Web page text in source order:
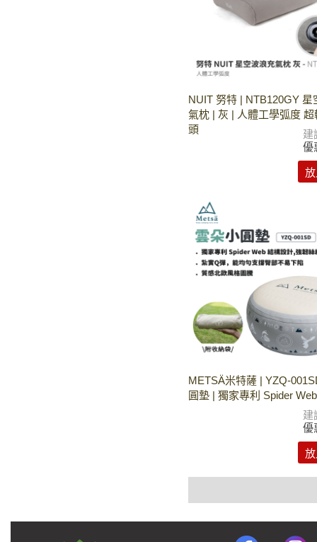
NUIT 努特 | NTB120GY 星
氣枕 | 灰 | 人體工學弧度
頭
建
優
METSÄ米特薩 | YZQ-
圓墊 | 獨家專利 Spider
建
優